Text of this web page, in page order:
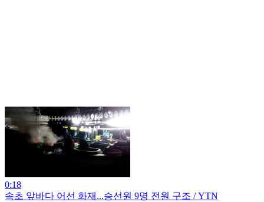
0:18
속초 앞바다 어선 화재...승선원 9명 전원 구조 / YTN